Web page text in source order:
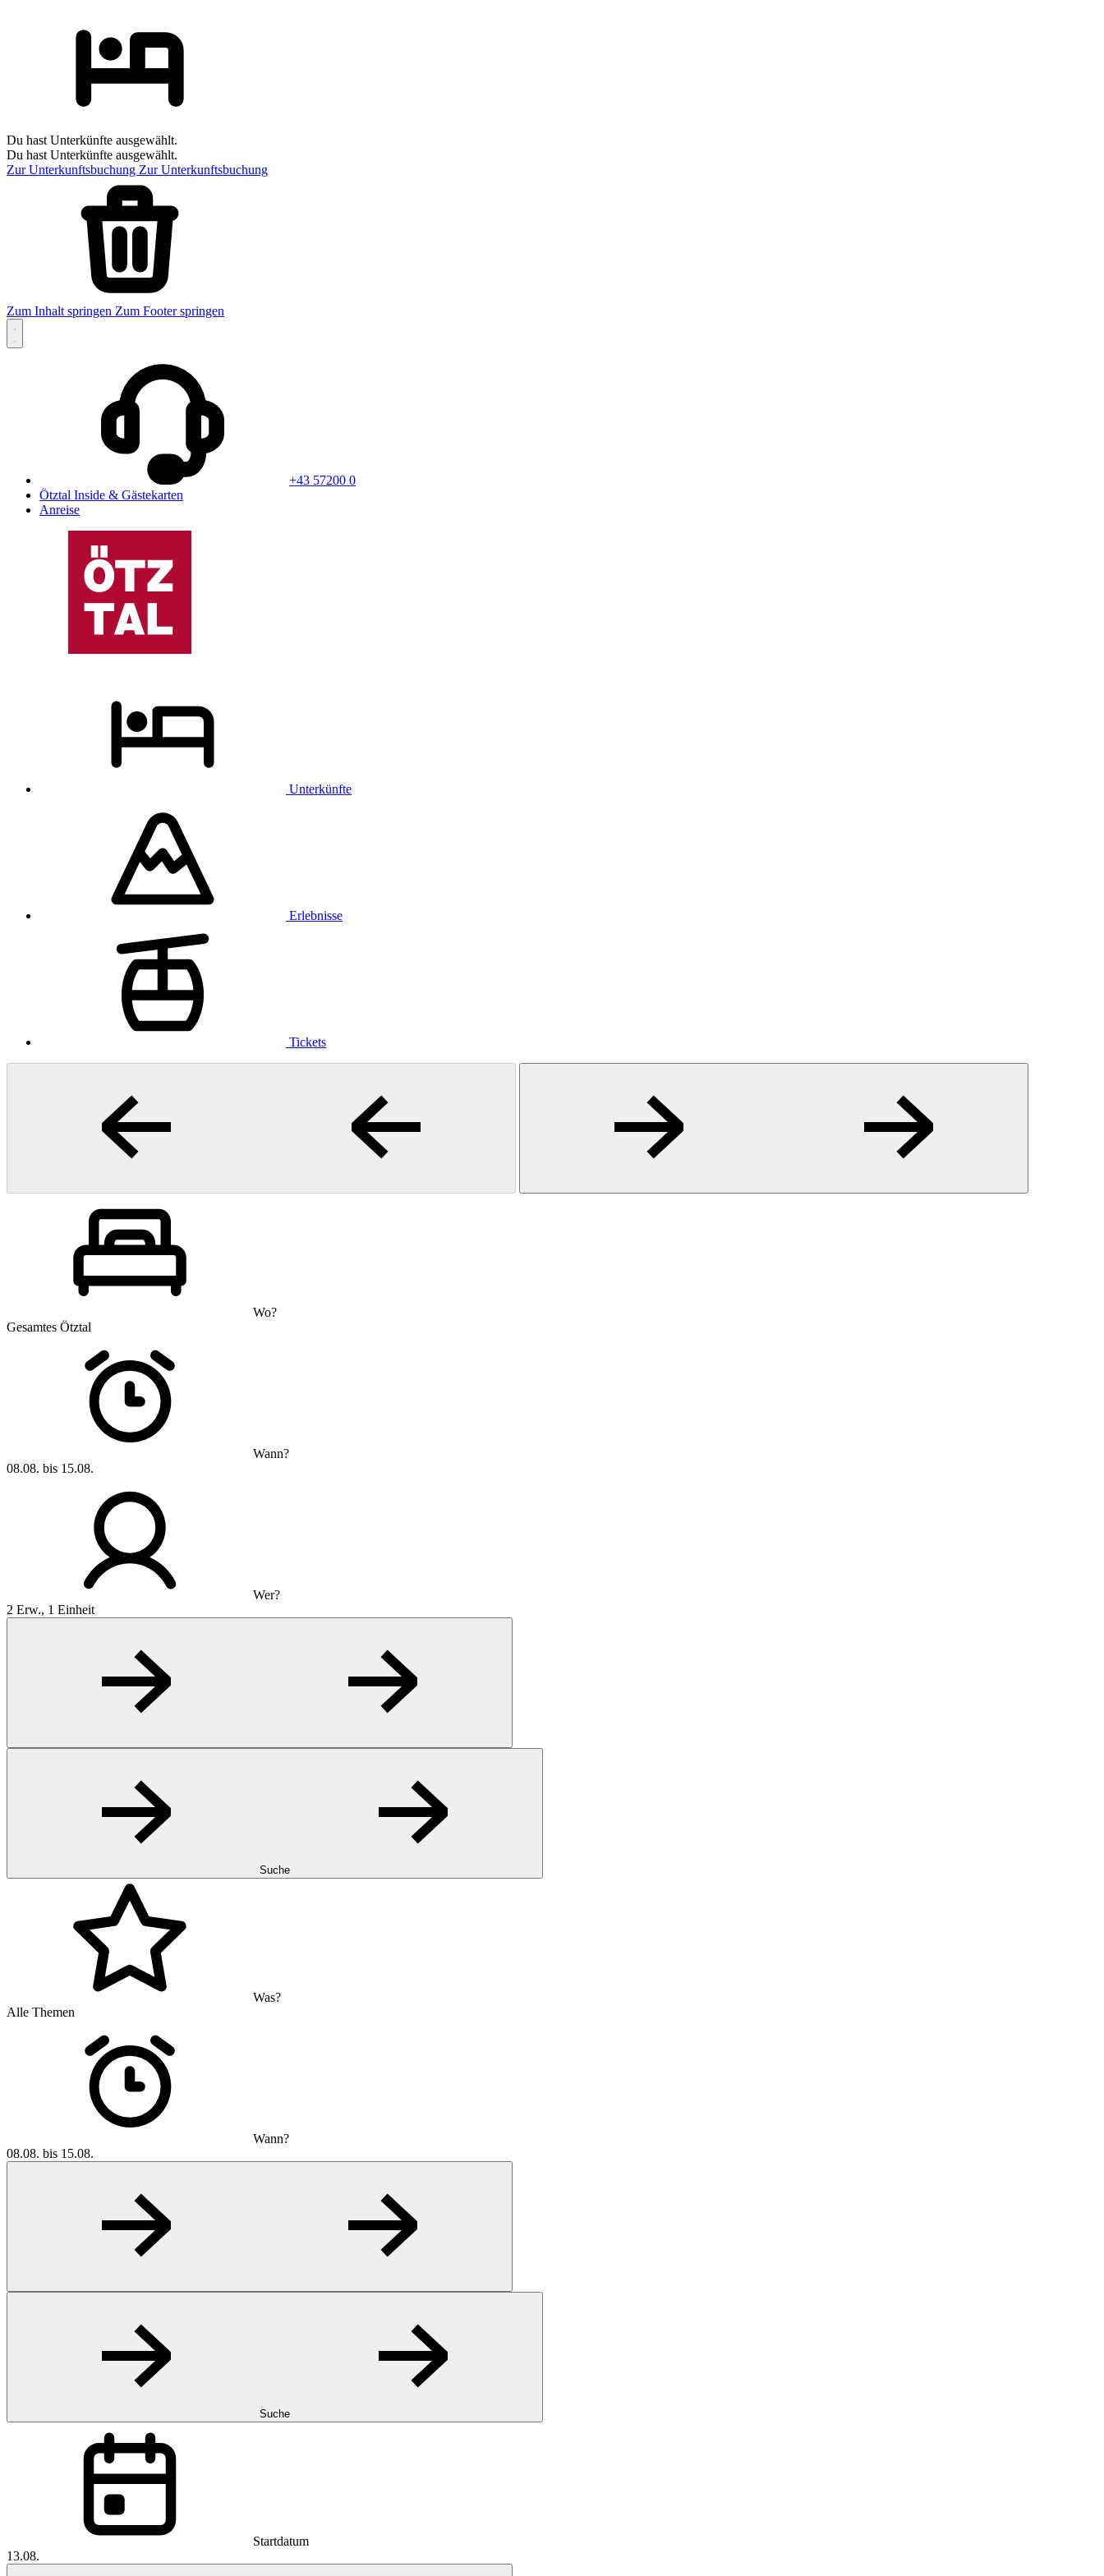
Du hast Unterkünfte ausgewählt.
Du hast Unterkünfte ausgewählt.
Zur Unterkunftsbuchung Zur Unterkunftsbuchung
Zum Inhalt springen Zum Footer springen
+43 57200 0
Ötztal Inside & Gästekarten
Anreise
Unterkünfte
Erlebnisse
Tickets
Wo?
Gesamtes Ötztal
Wann?
08.08. bis 15.08.
Wer?
2 Erw., 1 Einheit
Suche
Was?
Alle Themen
Wann?
08.08. bis 15.08.
Suche
Startdatum
13.08.